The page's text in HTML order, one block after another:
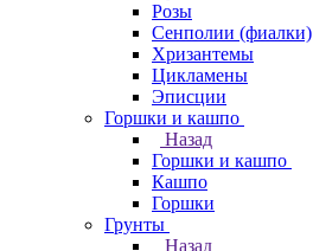
Розы
Сенполии (фиалки)
Хризантемы
Цикламены
Эписции
Горшки и кашпо
Назад
Горшки и кашпо
Кашпо
Горшки
Грунты
Назад